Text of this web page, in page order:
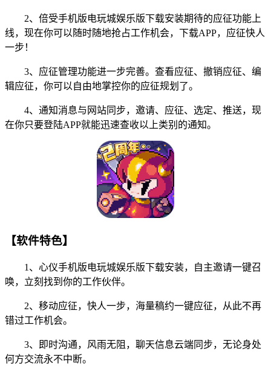
2、倍受手机版电玩城娱乐版下载安装期待的应征功能上
线，现在你可以随时随地抢占工作机会，下载APP，应征快人
一步！
3、应征管理功能进一步完善。查看应征、撤销应征、编
辑应征，你可以自由地掌控你的应征规划了。
4、通知消息与网站同步，邀请、应征、选定、推送，现
在你只要登陆APP就能迅速查收以上类别的通知。
【软件特色】
1、心仪手机版电玩城娱乐版下载安装，自主邀请一键召
唤，立刻找到你的工作伙伴。
2、移动应征，快人一步，海量稿约一键应征，从此不再
错过工作机会。
3、即时沟通，风雨无阻，聊天信息云端同步，无论身处
何方交流永不中断。